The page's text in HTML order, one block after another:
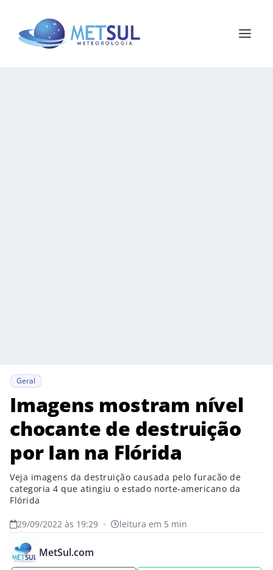
Geral
Imagens mostram nível
chocante de destruição
por Ian na Flórida
Veja imagens da destruição causada pelo furacão de
categoria 4 que atingiu o estado norte-americano da
Flórida
29/09/2022 às 19:29 • leitura em 5 min
MetSul.com